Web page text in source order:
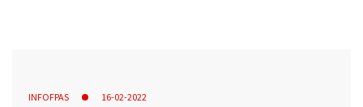
INFOFPAS 16-02-2022